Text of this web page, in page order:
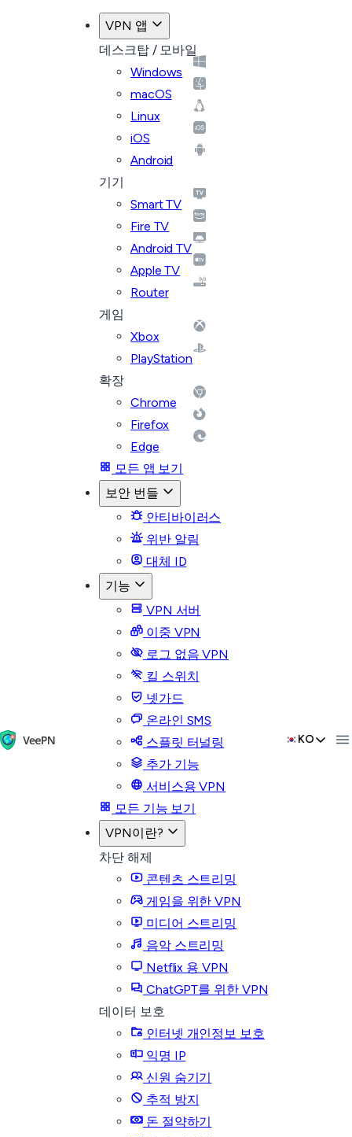
VPN 앱
데스크탑 / 모바일
Windows
macOS
Linux
iOS
Android
기기
Smart TV
Fire TV
Android TV
Apple TV
Router
게임
Xbox
PlayStation
확장
Chrome
Firefox
Edge
모든 앱 보기
보안 번들
안티바이러스
위반 알림
대체 ID
기능
VPN 서버
이중 VPN
로그 없음 VPN
킬 스위치
넷가드
온라인 SMS
스플릿 터널링
추가 기능
서비스용 VPN
모든 기능 보기
VPN이란?
차단 해제
콘텐츠 스트리밍
게임을 위한 VPN
미디어 스트리밍
음악 스트리밍
Netflix 용 VPN
ChatGPT를 위한 VPN
데이터 보호
인터넷 개인정보 보호
익명 IP
신원 숨기기
추적 방지
돈 절약하기
KO